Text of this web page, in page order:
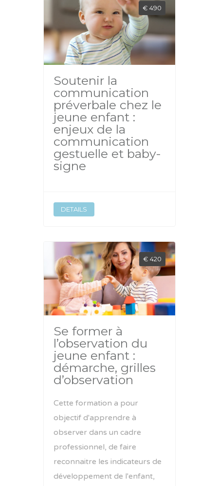
€ 490
Soutenir la
communication
préverbale chez le
jeune enfant :
enjeux de la
communication
gestuelle et baby-
signe
DETAILS
€ 420
Se former à
l’observation du
jeune enfant :
démarche, grilles
d’observation
Cette formation a pour
objectif d'apprendre à
observer dans un cadre
professionnel, de faire
reconnaitre les indicateurs de
développement de l'enfant,